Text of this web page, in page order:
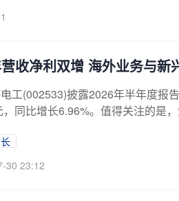
收净利双增 海外业务与新
工(002533)披露2026年半年度报
同比增长6.96%。值得关注的是
升数据显示，2022年上半年至
亿元。经营规模扩大的同时，
30 23:12